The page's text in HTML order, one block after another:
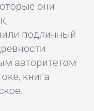
они
подлинный
авторитетом
книга